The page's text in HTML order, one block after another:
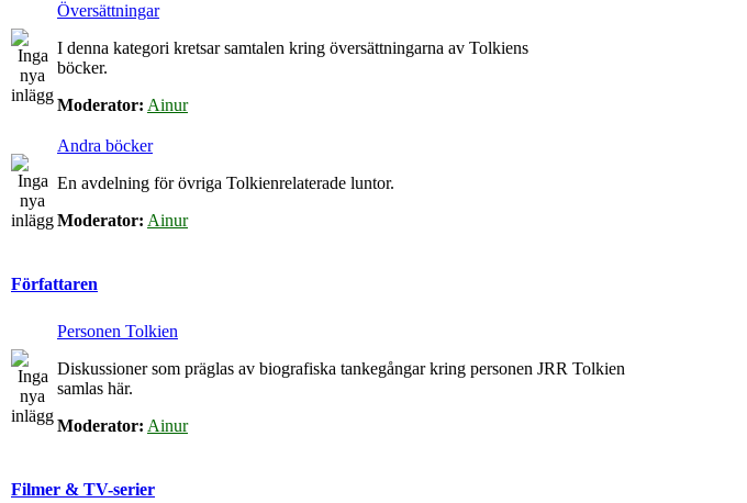
Översättningar
I denna kategori kretsar samtalen kring översättningarna av Tolkiens
böcker.
Moderator: Ainur
Andra böcker
En avdelning för övriga Tolkienrelaterade luntor.
Moderator: Ainur
Författaren
Personen Tolkien
Diskussioner som präglas av biografiska tankegångar kring personen JRR Tolkien
samlas här.
Moderator: Ainur
Filmer & TV-serier